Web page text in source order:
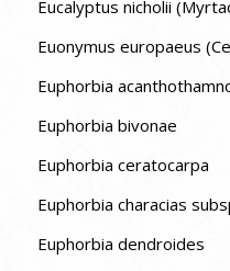
Eucalyptus nicholii
Euonymus europaeus
Euphorbia
Euphorbia bivonae
Euphorbia ceratocarpa
Euphorbia characias
Euphorbia dendroides